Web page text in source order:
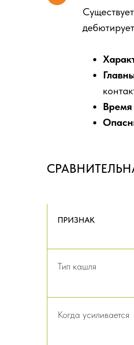
Время
ПРИЗНАК
Тип кашля
Когда усиливается